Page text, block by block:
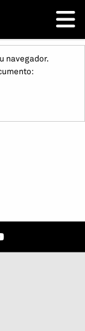
navegador.